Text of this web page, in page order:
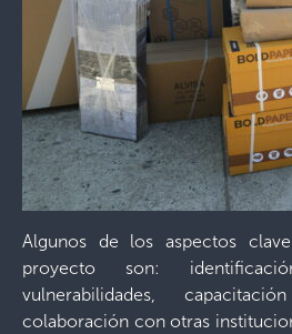
Algunos de los aspectos
proyecto son:
vulnerabilidades,
colaboración con otras